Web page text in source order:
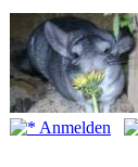
Anmelden